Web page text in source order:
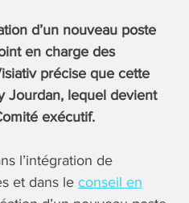
d’un nouveau poste
en charge des
précise que cette
Jourdan, lequel devient
exécutif.
l’intégration de
et dans le conseil en